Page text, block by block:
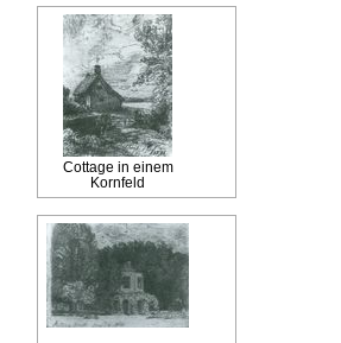
Cottage in einem
Kornfeld